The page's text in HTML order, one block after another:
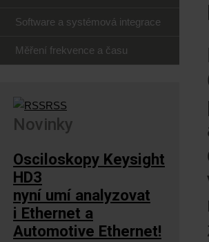
Software a systémová integrace
Měření frekvence a času
RSS
Novinky
Osciloskopy Keysight
HD3
nyní umí analyzovat
i Ethernet a
Automotive Ethernet!